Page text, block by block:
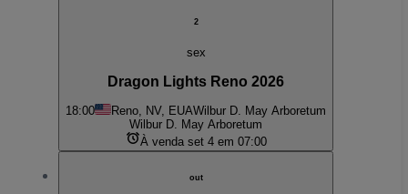
2
sex
Dragon Lights Reno 2026
18:00 Reno, NV, EUAWilbur D. May Arboretum
Wilbur D. May Arboretum
À venda set 4 em 07:00
out